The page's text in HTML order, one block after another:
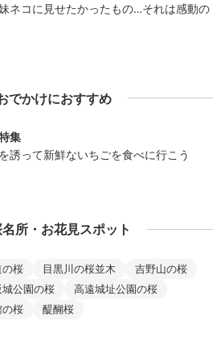
ネコに見せたかったもの…それは感動の
でかけにおすすめ
集
誘って新鮮ないちごを食べに行こう
所・お花見スポット
桜 目黒川の桜並木
吉野山の桜
城公園の桜
高遠城址公園の桜
桜 醍醐桜